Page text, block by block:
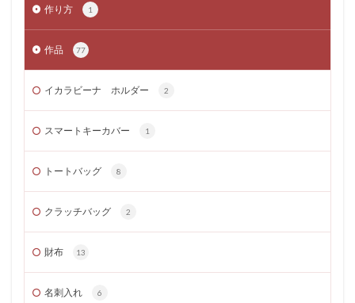
作り方 1
作品 77
イカラビーナ ホルダー 2
スマートキーカバー 1
トートバッグ 8
クラッチバッグ 2
財布 13
名刺入れ 6